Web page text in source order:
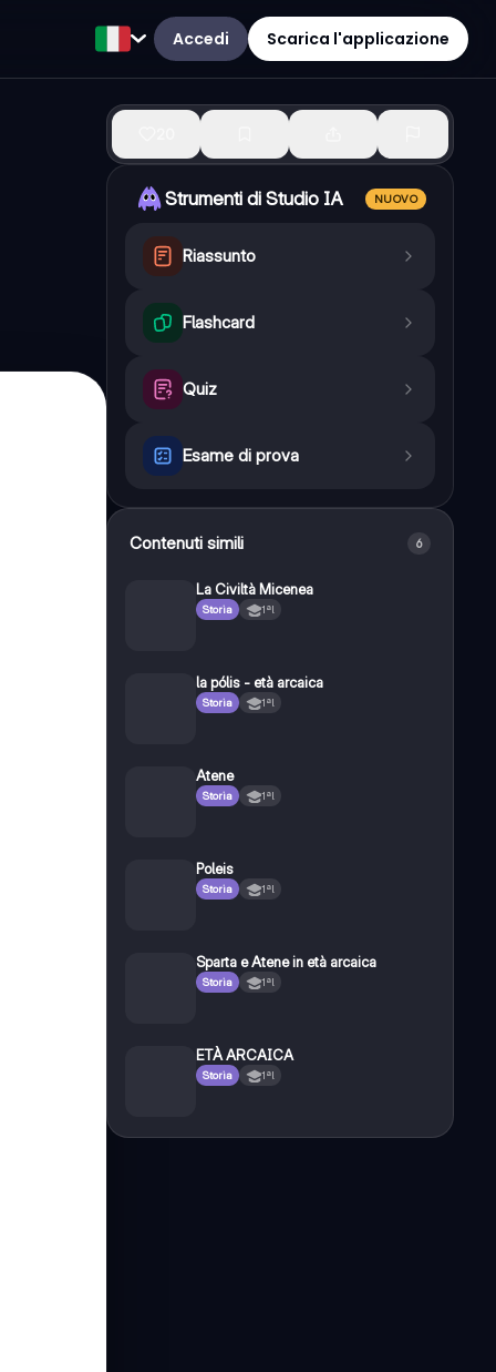
Accedi Scarica l'applicazione
Strumenti di Studio IA NUOVO
Riassunto
Flashcard
Quiz
Esame di prova
Contenuti simili 6
La Civiltà Micenea
Storia 1ªl
la pólis - età arcaica
Storia 1ªl
Atene
Storia 1ªl
Poleis
Storia 1ªl
Sparta e Atene in età arcaica
Storia 1ªl
ETÀ ARCAICA
Storia 1ªl